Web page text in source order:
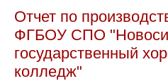
Отчет по
ФГБОУ СПО
государственный
колледж"